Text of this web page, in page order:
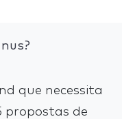
que necessita
propostas de